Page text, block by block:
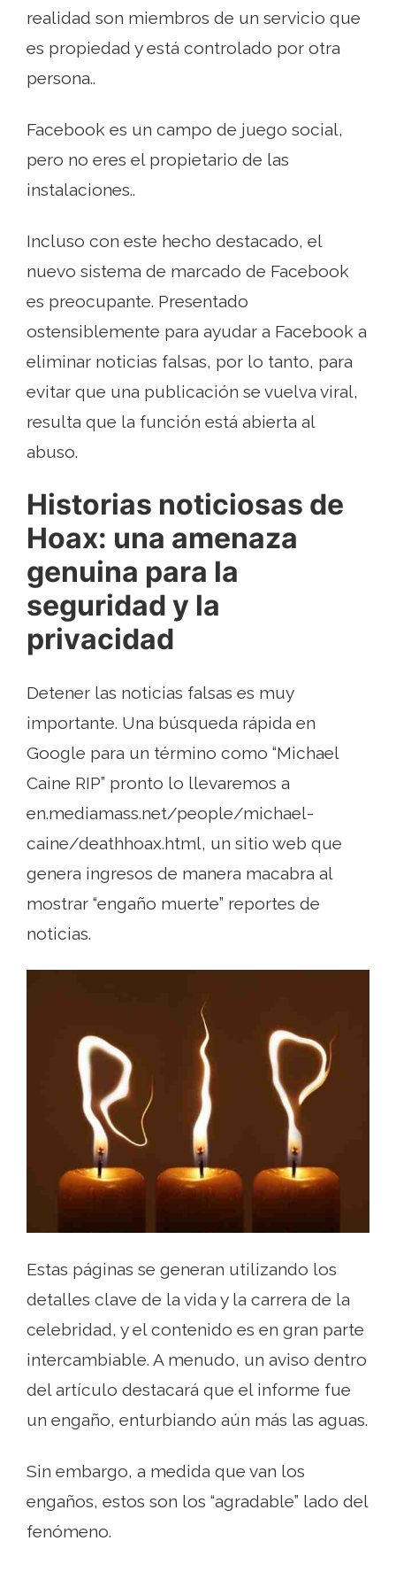
realidad son miembros de un servicio que
es propiedad y está controlado por otra
persona..
Facebook es un campo de juego social,
pero no eres el propietario de las
instalaciones..
Incluso con este hecho destacado, el
nuevo sistema de marcado de Facebook
es preocupante. Presentado
ostensiblemente para ayudar a Facebook a
eliminar noticias falsas, por lo tanto, para
evitar que una publicación se vuelva viral,
resulta que la función está abierta al
abuso.
Historias noticiosas de
Hoax: una amenaza
genuina para la
seguridad y la
privacidad
Detener las noticias falsas es muy
importante. Una búsqueda rápida en
Google para un término como “Michael
Caine RIP” pronto lo llevaremos a
en.mediamass.net/people/michael-
caine/deathhoax.html, un sitio web que
genera ingresos de manera macabra al
mostrar “engaño muerte” reportes de
noticias.
Estas páginas se generan utilizando los
detalles clave de la vida y la carrera de la
celebridad, y el contenido es en gran parte
intercambiable. A menudo, un aviso dentro
del artículo destacará que el informe fue
un engaño, enturbiando aún más las aguas.
Sin embargo, a medida que van los
engaños, estos son los “agradable” lado del
fenómeno.